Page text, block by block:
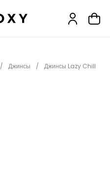
Джинсы Джинсы Lazy Chill